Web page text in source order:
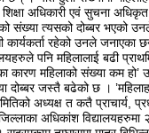
शिक्षा अधिकारी एवं सुचना
संख्या त्यसको दोब्बर भएको
कार्यकर्ता रहेको उनले
पनि महिलालाई बढी
कारण महिलाको संख्या कम
दोब्बर जस्तै बढेको छ ।
अध्यक्ष त कतै प्राचार्य,
अधिकांश विद्यालयहरुमा